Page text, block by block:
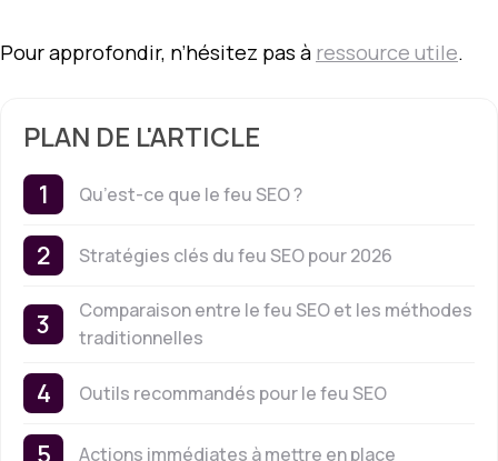
Pour approfondir, n’hésitez pas à ressource utile.
PLAN DE L'ARTICLE
Qu’est-ce que le feu SEO ?
Stratégies clés du feu SEO pour 2026
Comparaison entre le feu SEO et les méthodes
traditionnelles
Outils recommandés pour le feu SEO
Actions immédiates à mettre en place